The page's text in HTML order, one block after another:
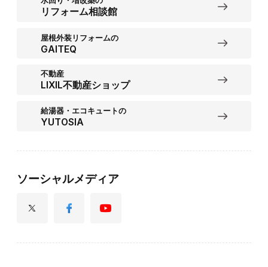
リフォーム相談館
屋根外装リフォームの
GAITEQ
不動産
LIXIL不動産ショップ
給湯器・エコキュートの
YUTOSIA
ソーシャルメディア